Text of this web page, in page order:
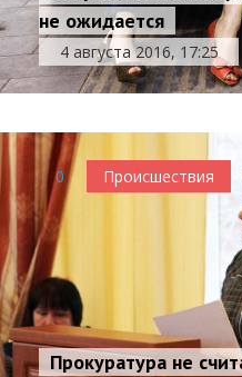
не ожидается
4 августа 2016, 17:25
0 Происшествия
Прокуратура не